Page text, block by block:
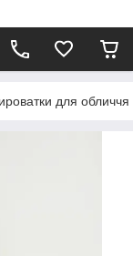
для обличчя